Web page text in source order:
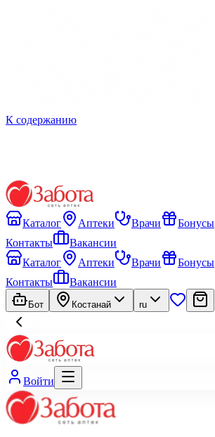
К содержанию
Каталог Аптеки Врачи Бонусы
Контакты
Вакансии
Каталог
Аптеки Врачи Бонусы
Контакты
Вакансии
Бот Костанай ru
Войти